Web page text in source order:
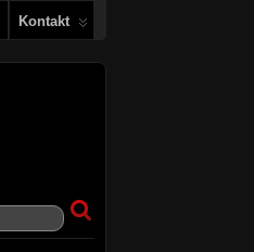
Kontakt